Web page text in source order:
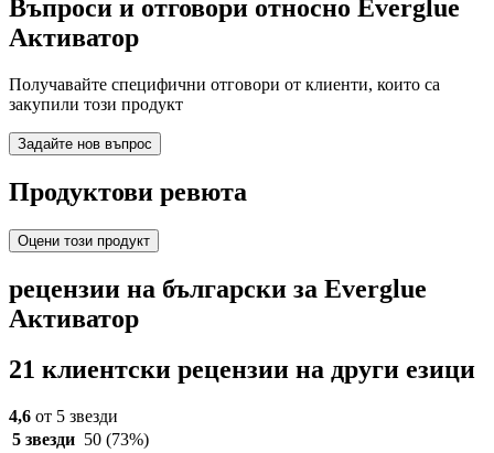
Въпроси и отговори относно Everglue
Aктиватор
Получавайте специфични отговори от клиенти, които са
закупили този продукт
Задайте нов въпрос
Продуктови ревюта
Оцени този продукт
рецензии на български за Everglue
Aктиватор
21 клиентски рецензии на други езици
4,6 от 5 звезди
5 звезди 50 (73%)